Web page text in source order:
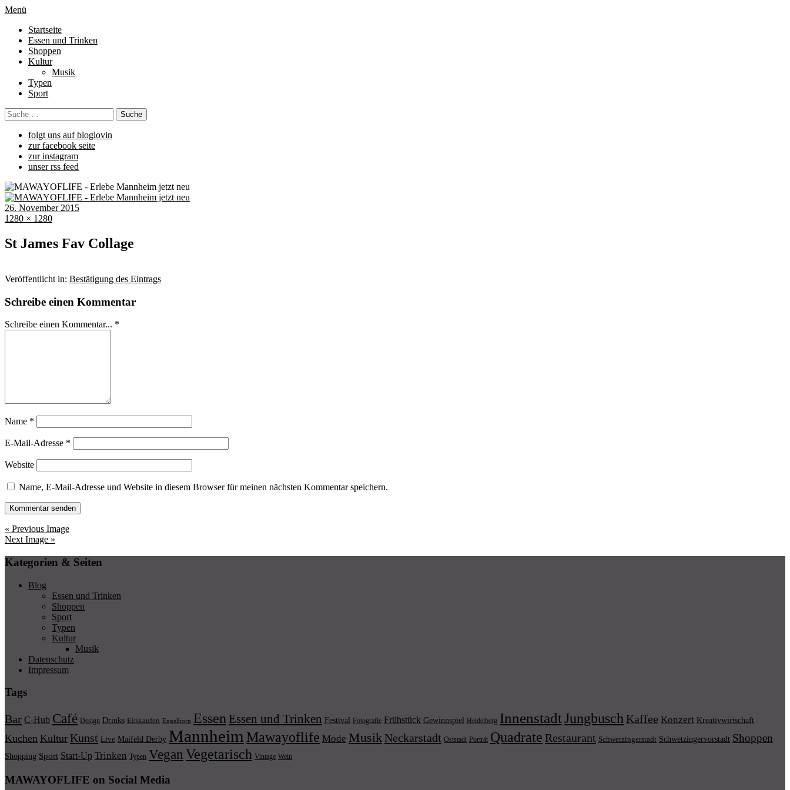
Menü
Startseite
Essen und Trinken
Shoppen
Kultur
Musik
Typen
Sport
folgt uns auf bloglovin
zur facebook seite
zur instagram
unser rss feed
26. November 2015
1280 × 1280
St James Fav Collage
Veröffentlicht in: Bestätigung des Eintrags
Schreibe einen Kommentar
Schreibe einen Kommentar... *
Name *
E-Mail-Adresse *
Website
Name, E-Mail-Adresse und Website in diesem Browser für meinen nächsten Kommentar speichern.
« Previous Image
Next Image »
Kategorien & Seiten
Blog
Essen und Trinken
Shoppen
Sport
Typen
Kultur
Musik
Datenschutz
Impressum
Tags
Bar C-Hub Café Design Drinks Einkaufen Engelhorn Essen Essen und Trinken Festival Fotografie Frühstück Gewinnspiel Heidelberg InnenstadtJungbusch Kaffee Konzert Kreativwirtschaft
Kuchen Kultur Kunst Live Maifeld Derby Mannheim Mawayoflife Mode Musik Neckarstadt Oststadt Porträt Quadrate Restaurant Schwetzingerstadt Schwetzingervorstadt Shoppen
Shopping Sport Start-Up Trinken Typen Vegan Vegetarisch Vintage Wein
MAWAYOFLIFE on Social Media